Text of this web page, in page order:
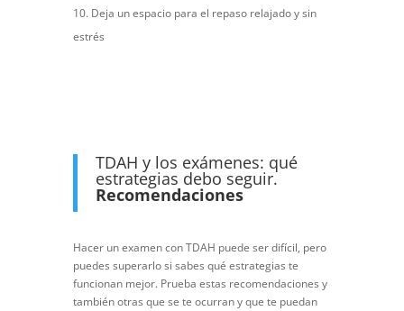
Deja un espacio para el repaso relajado y sin
estrés
TDAH y los exámenes: qué
estrategias debo seguir.
Recomendaciones
Hacer un examen con TDAH puede ser difícil, pero
puedes superarlo si sabes qué estrategias te
funcionan mejor. Prueba estas recomendaciones y
también otras que se te ocurran y que te puedan